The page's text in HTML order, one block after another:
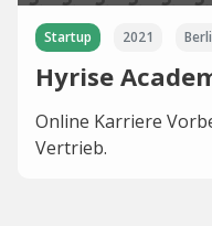
Startup 2021
Hyrise
Online Karriere
Vertrieb.